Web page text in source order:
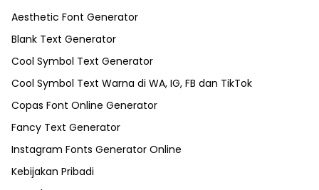
Aesthetic Font Generator
Blank Text Generator
Cool Symbol Text Generator
Cool Symbol Text Warna di WA, IG, FB dan TikTok
Copas Font Online Generator
Fancy Text Generator
Instagram Fonts Generator Online
Kebijakan Pribadi